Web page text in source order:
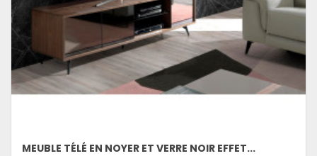
MEUBLE TÉLÉ EN NOYER ET VERRE NOIR EFFET...